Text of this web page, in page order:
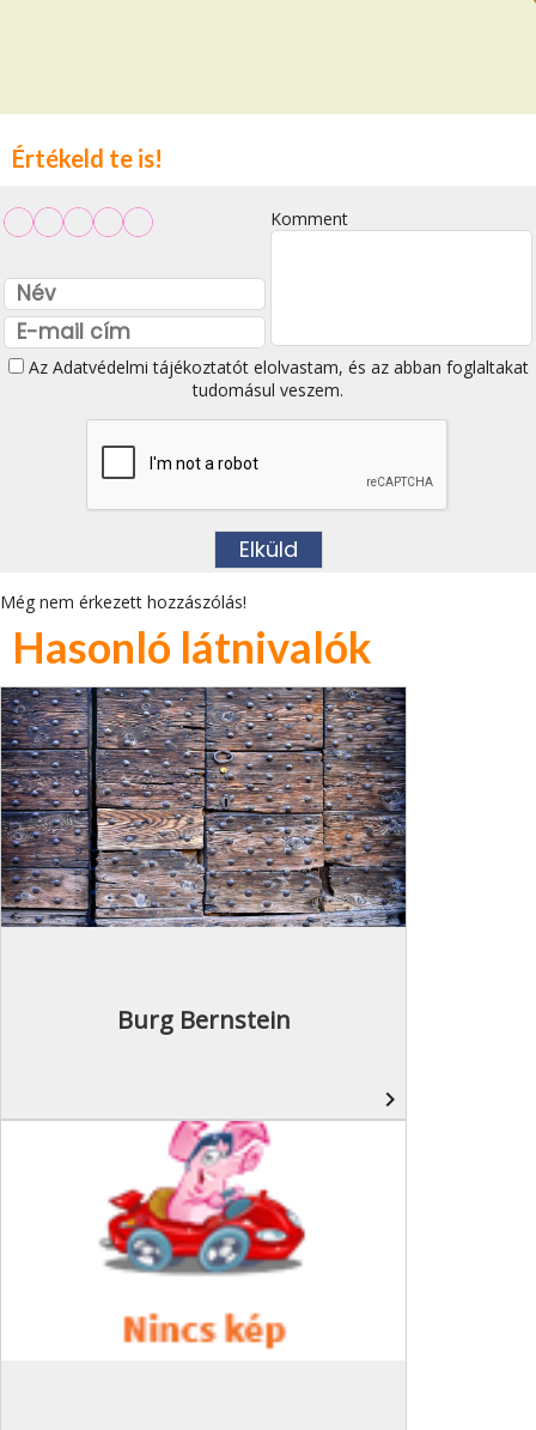
Értékeld te is!
Komment
Az Adatvédelmi tájékoztatótelolvastam, és az abban foglaltakat
tudomásul veszem.
Még nem érkezett hozzászólás!
Hasonló látnivalók
Burg Bernstein
navigate_next